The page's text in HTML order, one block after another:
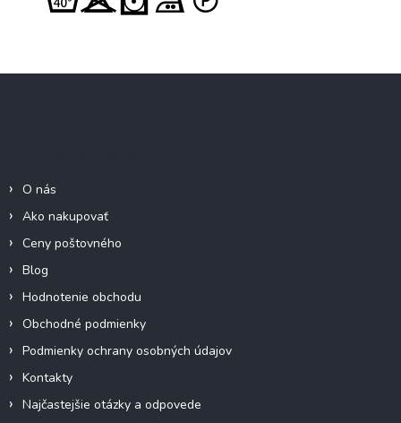
O nás
Ako nakupovať
Ceny poštovného
Blog
Hodnotenie obchodu
Obchodné podmienky
Podmienky ochrany osobných údajov
Kontakty
Najčastejšie otázky a odpovede